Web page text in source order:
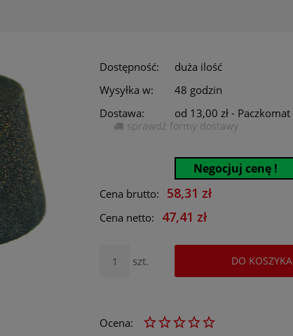
Dostępność:
duża ilość
Wysyłka w:
48 godzin
Dostawa:
od 13,00 zł - Paczkomat
sprawdź formy dostawy
Negocjuj cenę !
Cena brutto: 58,31 zł
Cena netto: 47,41 zł
szt. DO KOSZYKA
Ocena: